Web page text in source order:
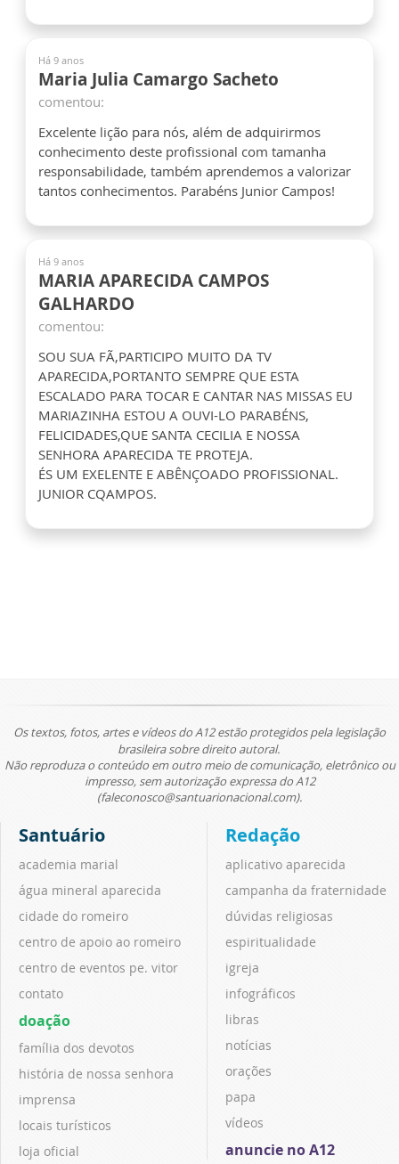
Há 9 anos
Maria Julia Camargo Sacheto
comentou:
Excelente lição para nós, além de adquirirmos
conhecimento deste profissional com tamanha
responsabilidade, também aprendemos a valorizar
tantos conhecimentos. Parabéns Junior Campos!
Há 9 anos
MARIA APARECIDA CAMPOS
GALHARDO
comentou:
SOU SUA FÃ,PARTICIPO MUITO DA TV
APARECIDA,PORTANTO SEMPRE QUE ESTA
ESCALADO PARA TOCAR E CANTAR NAS MISSAS EU
MARIAZINHA ESTOU A OUVI-LO PARABÉNS,
FELICIDADES,QUE SANTA CECILIA E NOSSA
SENHORA APARECIDA TE PROTEJA.
ÉS UM EXELENTE E ABÊNÇOADO PROFISSIONAL.
JUNIOR CQAMPOS.
Os textos, fotos, artes e vídeos do A12 estão protegidos pela legislação
brasileira sobre direito autoral.
Não reproduza o conteúdo em outro meio de comunicação, eletrônico ou
impresso, sem autorização expressa do A12
(faleconosco@santuarionacional.com).
Santuário
academia marial
água mineral aparecida
cidade do romeiro
centro de apoio ao romeiro
centro de eventos pe. vitor
contato
doação
família dos devotos
história de nossa senhora
imprensa
locais turísticos
loja oficial
Redação
aplicativo aparecida
campanha da fraternidade
dúvidas religiosas
espiritualidade
igreja
infográficos
libras
notícias
orações
papa
vídeos
anuncie no A12